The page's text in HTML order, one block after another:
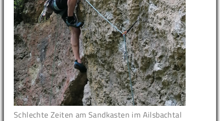
Schlechte Zeiten am Sandkasten im Ailsbachtal